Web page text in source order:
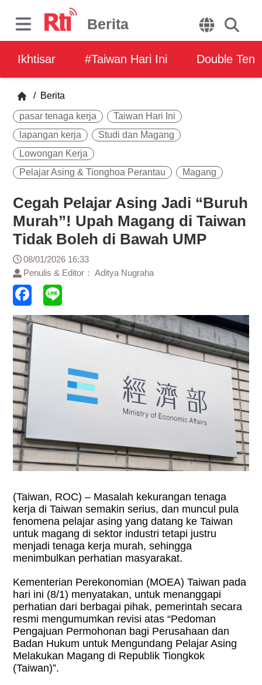
Berita
Ikhtisar #Taiwan Hari Ini Double Ten
/ Berita
pasar tenaga kerja
Taiwan Hari Ini
lapangan kerja
Studi dan Magang
Lowongan Kerja
Pelajar Asing & Tionghoa Perantau
Magang
Cegah Pelajar Asing Jadi “Buruh
Murah”! Upah Magang di Taiwan
Tidak Boleh di Bawah UMP
08/01/2026 16:33
Penulis & Editor： Aditya Nugraha
(Taiwan, ROC) – Masalah kekurangan tenaga
kerja di Taiwan semakin serius, dan muncul pula
fenomena pelajar asing yang datang ke Taiwan
untuk magang di sektor industri tetapi justru
menjadi tenaga kerja murah, sehingga
menimbulkan perhatian masyarakat.
Kementerian Perekonomian (MOEA) Taiwan pada
hari ini (8/1) menyatakan, untuk menanggapi
perhatian dari berbagai pihak, pemerintah secara
resmi mengumumkan revisi atas “Pedoman
Pengajuan Permohonan bagi Perusahaan dan
Badan Hukum untuk Mengundang Pelajar Asing
Melakukan Magang di Republik Tiongkok
(Taiwan)”.